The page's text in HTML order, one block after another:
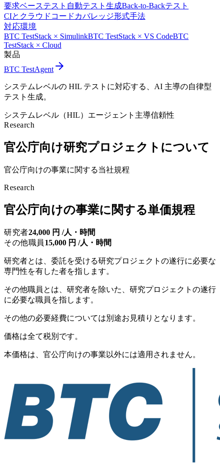
要求ベーステスト 自動テスト生成Back-to-Backテスト
CIとクラウド コードカバレッジ形式手法
対応環境
BTC TestStack × SimulinkBTC TestStack × VS CodeBTC
TestStack × Cloud
製品
BTC TestAgent
システムレベルの HIL テストに対応する、AI 主導の自律型
テスト生成。
システムレベル（HIL） エージェント主導信頼性
Research
官公庁向け研究プロジェクトについて
官公庁向けの事業に関する当社規程
Research
官公庁向けの事業に関する単価規程
研究者24,000 円 /人・時間
その他職員 15,000 円 /人・時間
研究者とは、委託を受ける研究プロジェクトの遂行に必要な
専門性を有した者を指します。
その他職員とは、研究者を除いた、研究プロジェクトの遂行
に必要な職員を指します。
その他の必要経費については別途お見積りとなります。
価格は全て税別です。
本価格は、官公庁向けの事業以外には適用されません。